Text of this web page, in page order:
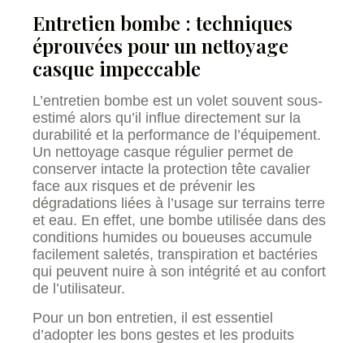
Entretien bombe : techniques
éprouvées pour un nettoyage
casque impeccable
L’entretien bombe est un volet souvent sous-
estimé alors qu’il influe directement sur la
durabilité et la performance de l’équipement.
Un nettoyage casque régulier permet de
conserver intacte la protection tête cavalier
face aux risques et de prévenir les
dégradations liées à l’usage sur terrains terre
et eau. En effet, une bombe utilisée dans des
conditions humides ou boueuses accumule
facilement saletés, transpiration et bactéries
qui peuvent nuire à son intégrité et au confort
de l’utilisateur.
Pour un bon entretien, il est essentiel
d’adopter les bons gestes et les produits